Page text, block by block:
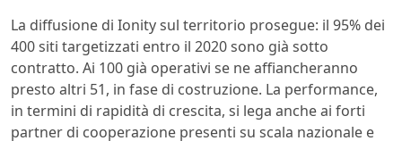
La diffusione di Ionity sul territorio prosegue: il 95% dei
400 siti targetizzati entro il 2020 sono già sotto
contratto. Ai 100 già operativi se ne affiancheranno
presto altri 51, in fase di costruzione. La performance,
in termini di rapidità di crescita, si lega anche ai forti
partner di cooperazione presenti su scala nazionale e